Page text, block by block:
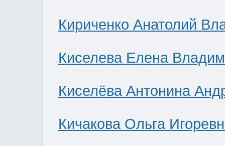
Кириченко Анатолий
Киселева Елена
Киселёва Антонина
Кичакова Ольга